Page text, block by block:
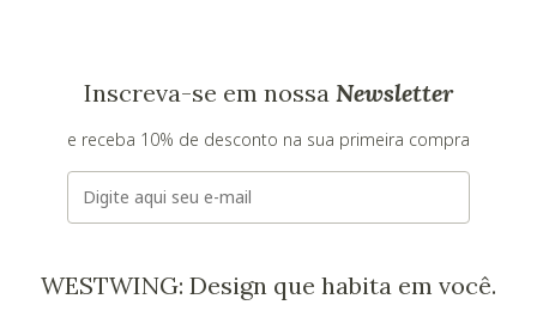
Inscreva-se em nossa Newsletter
e receba 10% de desconto na sua primeira compra
E-mail
WESTWING: Design que habita em você.